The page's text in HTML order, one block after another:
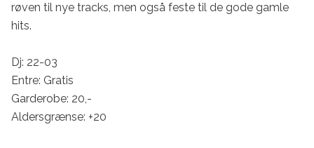
røven til nye tracks, men også feste til de gode gamle
hits.
Dj: 22-03
Entre: Gratis
Garderobe: 20,-
Aldersgrænse: +20